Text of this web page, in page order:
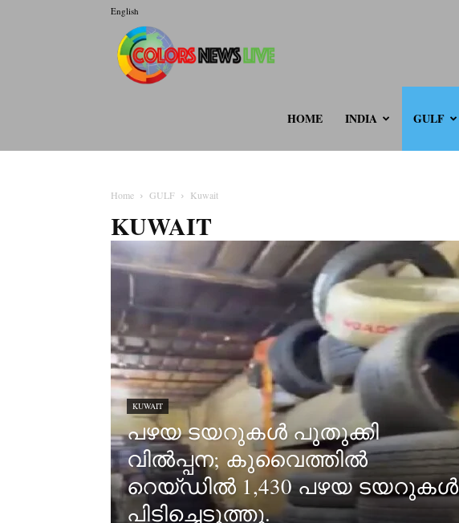
English
HOME INDIA GULF
Home GULF Kuwait
KUWAIT
KUWAIT
പഴയ ടയറുകൾ പുതുക്കി
വിൽപ്പന; കുവൈത്തിൽ
റെയ്ഡിൽ 1,430 പഴയ ടയറുകൾ
പിടിച്ചെടുത്തു.